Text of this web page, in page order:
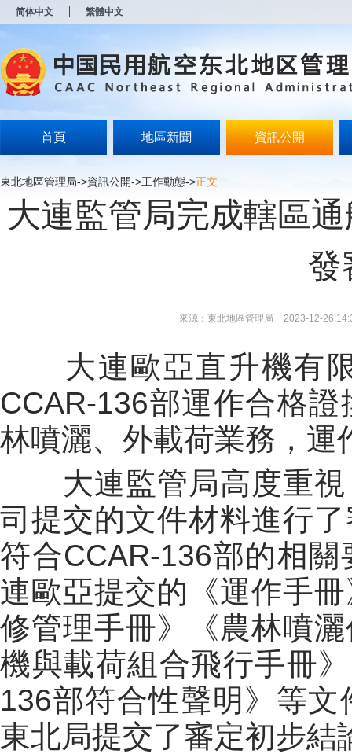
简体中文 繁體中文
首頁 地區新聞 資訊公開
東北地區管理局->資訊公開->工作動態->正文
大連監管局完成轄區
發
來源：東北地區管理局 2023-12-26
大連歐亞直升機有限
CCAR-136部運作合格
林噴灑、外載荷業務，
大連監管局高度重視
司提交的文件材料進行
符合CCAR-136部的相
連歐亞提交的《運作手
修管理手冊》《農林噴
機與載荷組合飛行手冊
136部符合性聲明》等
東北局提交了審定初步結
开
无
障
说
按
Alt
浪